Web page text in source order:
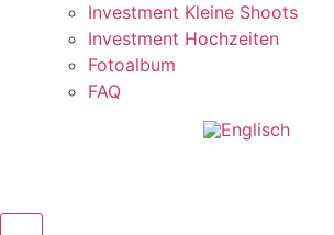
Investment Kleine Shoots
Investment Hochzeiten
Fotoalbum
FAQ